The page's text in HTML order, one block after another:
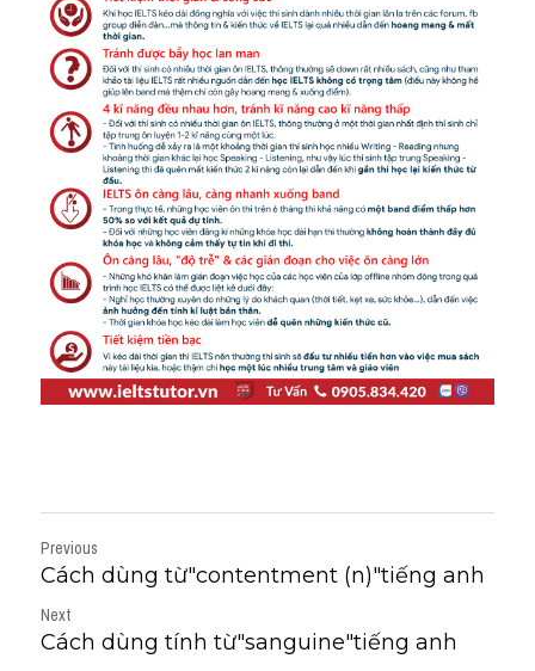
Previous
Cách dùng từ"contentment (n)"tiếng anh
Next
Cách dùng tính từ"sanguine"tiếng anh